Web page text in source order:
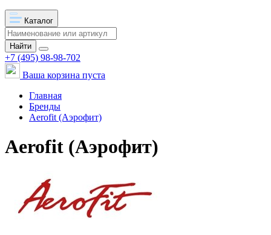
Каталог
Найти
+7 (495) 98-98-702
Ваша корзина пуста
Главная
Бренды
Aerofit (Аэрофит)
Aerofit (Аэрофит)